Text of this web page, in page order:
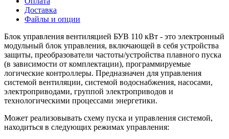
Доставка
Файлы и опции
Блок управления вентиляцией БУВ 110 кВт - это электронный
модульный блок управления, включающей в себя устройства
защиты, преобразователи частоты/устройства плавного пуска
(в зависимости от комплектации), программируемые
логические контроллеры. Предназначен для управления
системой вентиляции, системой водоснабжения, насосами,
электроприводами, группой электроприводов и
технологическими процессами энергетики.
Может реализовывать схему пуска и управления системой,
находиться в следующих режимах управления: